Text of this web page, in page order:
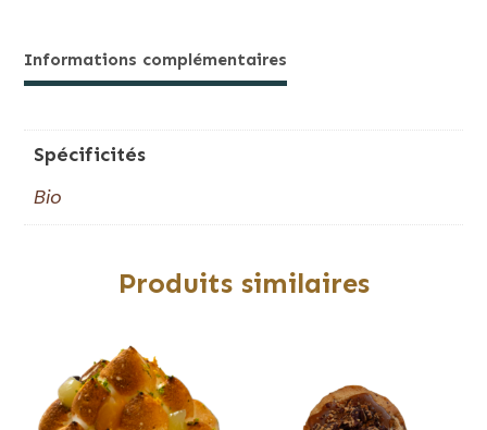
Chocolat
Informations complémentaires
Spécificités
Bio
Produits similaires